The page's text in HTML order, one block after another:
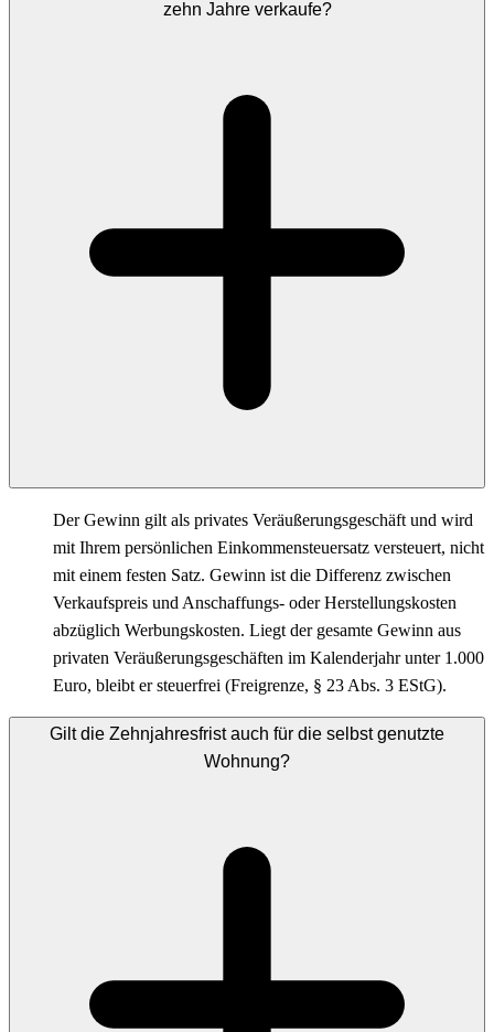
zehn Jahre verkaufe?
Der Gewinn gilt als privates Veräußerungsgeschäft und wird
mit Ihrem persönlichen Einkommensteuersatz versteuert, nicht
mit einem festen Satz. Gewinn ist die Differenz zwischen
Verkaufspreis und Anschaffungs- oder Herstellungskosten
abzüglich Werbungskosten. Liegt der gesamte Gewinn aus
privaten Veräußerungsgeschäften im Kalenderjahr unter 1.000
Euro, bleibt er steuerfrei (Freigrenze, § 23 Abs. 3 EStG).
Gilt die Zehnjahresfrist auch für die selbst genutzte
Wohnung?